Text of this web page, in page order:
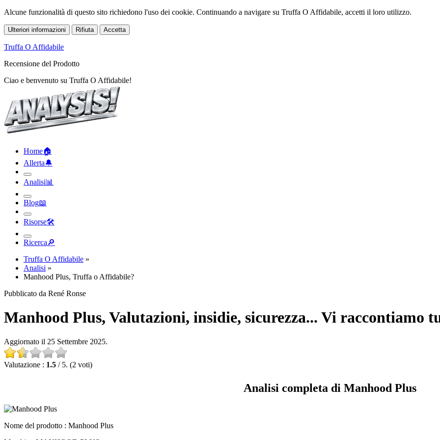
Alcune funzionalità di questo sito richiedono l'uso dei cookie. Continuando a navigare su Truffa O Affidabile, accetti il loro utilizzo.
Ulteriori informazioni Rifiuta Accetta
Truffa O Affidabile
Recensione del Prodotto
Ciao e benvenuto su Truffa O Affidabile!
Home🏠︎
Allerta🔔︎
Analisi📊︎
Blog📖︎
Risorse🛠︎
Ricerca🔎︎
Truffa O Affidabile »
Analisi »
Manhood Plus, Truffa o Affidabile?
Pubblicato da René Ronse
Manhood Plus, Valutazioni, insidie, sicurezza... Vi raccontiamo
Aggiornato il 25 Settembre 2025.
Valutazione : 1.5 / 5. (2 voti)
Analisi completa di Manhood Plus
Nome del prodotto : Manhood Plus